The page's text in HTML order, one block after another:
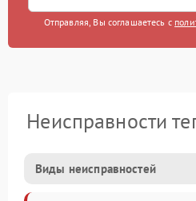
Отправляя, Вы соглашаетесь с
Неисправности
Виды неисправностей